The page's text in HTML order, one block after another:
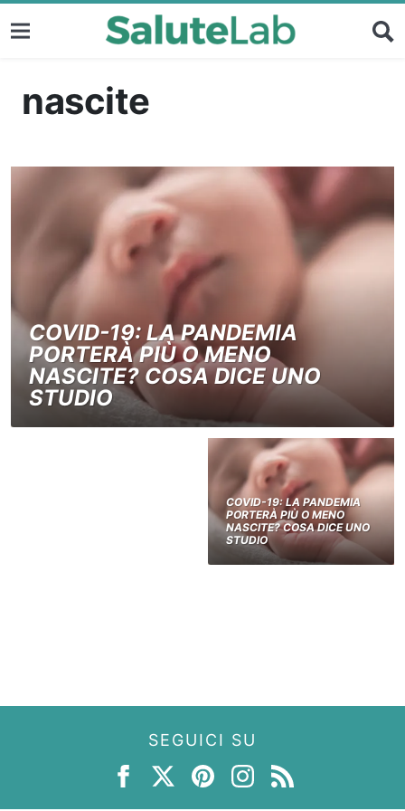
nascite
COVID-19: LA PANDEMIA
PORTERÀ PIÙ O MENO
NASCITE? COSA DICE UNO
STUDIO
COVID-19: LA PANDEMIA
PORTERÀ PIÙ O MENO
NASCITE? COSA DICE UNO
STUDIO
SEGUICI SU